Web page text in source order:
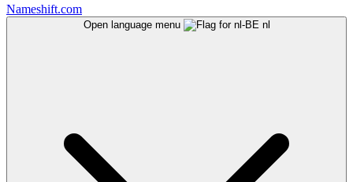
Nameshift.com
Open language menu nl